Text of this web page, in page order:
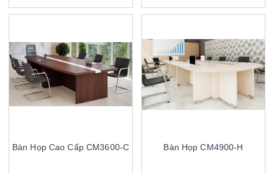
Bàn Họp Cao Cấp CM3600-C Bàn Họp CM4900-H